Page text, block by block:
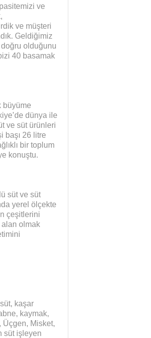
ve
ve müşteri
Geldiğimiz
doğru olduğunu
40 basamak
büyüme
dünya ile
ve süt ürünleri
başı 26 litre
bir toplum
konuştu.
süt ve süt
yerel ölçekte
çeşitlerini
alan olmak
kaşar
kaymak,
Üçgen, Misket,
süt işleyen